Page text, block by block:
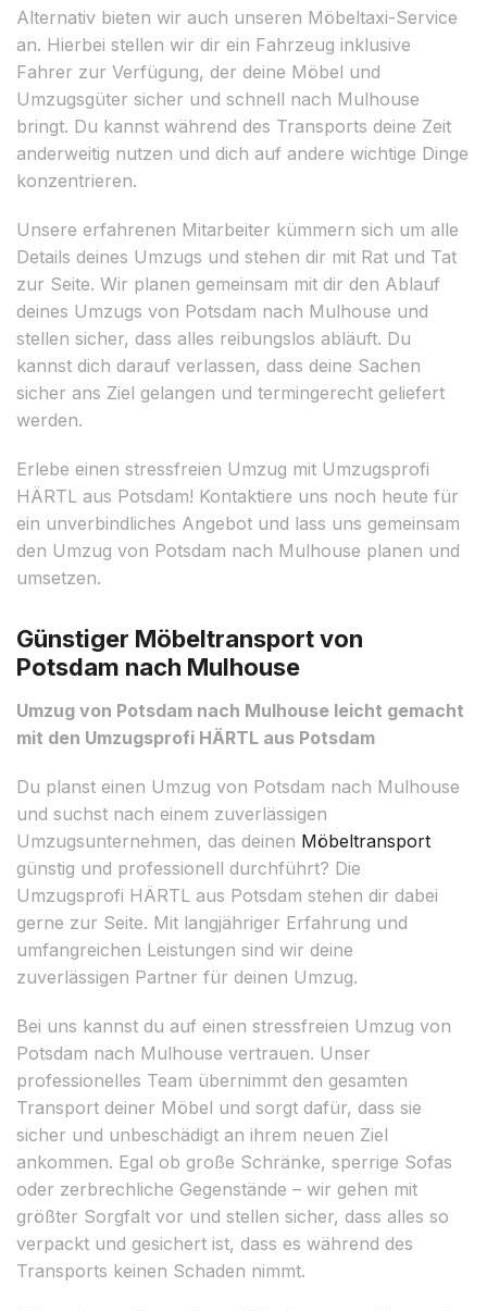
Alternativ bieten wir auch unseren Möbeltaxi-Service
an. Hierbei stellen wir dir ein Fahrzeug inklusive
Fahrer zur Verfügung, der deine Möbel und
Umzugsgüter sicher und schnell nach Mulhouse
bringt. Du kannst während des Transports deine Zeit
anderweitig nutzen und dich auf andere wichtige Dinge
konzentrieren.
Unsere erfahrenen Mitarbeiter kümmern sich um alle
Details deines Umzugs und stehen dir mit Rat und Tat
zur Seite. Wir planen gemeinsam mit dir den Ablauf
deines Umzugs von Potsdam nach Mulhouse und
stellen sicher, dass alles reibungslos abläuft. Du
kannst dich darauf verlassen, dass deine Sachen
sicher ans Ziel gelangen und termingerecht geliefert
werden.
Erlebe einen stressfreien Umzug mit Umzugsprofi
HÄRTL aus Potsdam! Kontaktiere uns noch heute für
ein unverbindliches Angebot und lass uns gemeinsam
den Umzug von Potsdam nach Mulhouse planen und
umsetzen.
Günstiger Möbeltransport von
Potsdam nach Mulhouse
Umzug von Potsdam nach Mulhouse leicht gemacht
mit den Umzugsprofi HÄRTL aus Potsdam
Du planst einen Umzug von Potsdam nach Mulhouse
und suchst nach einem zuverlässigen
Umzugsunternehmen, das deinen Möbeltransport
günstig und professionell durchführt? Die
Umzugsprofi HÄRTL aus Potsdam stehen dir dabei
gerne zur Seite. Mit langjähriger Erfahrung und
umfangreichen Leistungen sind wir deine
zuverlässigen Partner für deinen Umzug.
Bei uns kannst du auf einen stressfreien Umzug von
Potsdam nach Mulhouse vertrauen. Unser
professionelles Team übernimmt den gesamten
Transport deiner Möbel und sorgt dafür, dass sie
sicher und unbeschädigt an ihrem neuen Ziel
ankommen. Egal ob große Schränke, sperrige Sofas
oder zerbrechliche Gegenstände – wir gehen mit
größter Sorgfalt vor und stellen sicher, dass alles so
verpackt und gesichert ist, dass es während des
Transports keinen Schaden nimmt.